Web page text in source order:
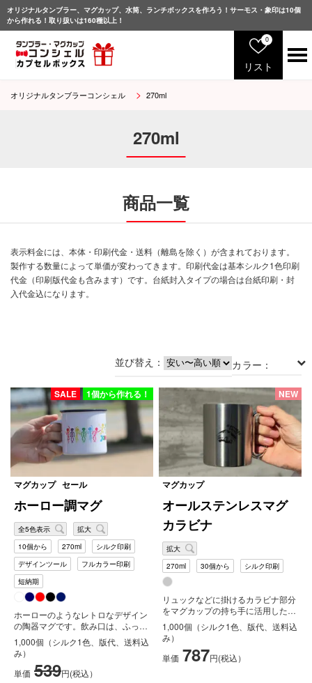
オリジナルタンブラー、マグカップ、水筒、ランチボックスを作ろう！サーモス・象印は10個
から作れる！取り扱いは160種以上！
リスト
0
サ
グ
ラ
ス
タ
ン
ブ
ラ
ー
ラ
ン
チ
ボ
ッ
ク
ス
他
セ
サ
ー
ビ
ス
オリジナルタンブラーコンシェル 270ml
270ml
商品一覧
表示料金には、本体・印刷代金・送料（離島を除く）が含まれております。
製作する数量によって単価が変わってきます。印刷代金は基本シルク1色印刷
代金（印刷版代金も含みます）です。台紙封入タイプの場合は台紙印刷・封
入代金込になります。
並び替え： カラー：
SALE 1個から作れる！
マグカップ セール
ホーロー調マグ
全5色表示
拡大
10個から
270ml
シルク印刷
デザインツール
フルカラー印刷
短納期
ホーローのようなレトロなデザイン
の陶器マグです。飲み口は、ふっく
らとラウンドし、カラーアクセント
が施...
1,000個（シルク1色、版代、送料込
み）
単価 539円(税込）
NEW
マグカップ
オールステンレスマグ
カラビナ
拡大
270ml
30個から シルク印刷
リュックなどに掛けるカラビナ部分
をマグカップの持ち手に活用した
270mlタイプのマグカップ。登山や
キ...
1,000個（シルク1色、版代、送料込
み）
単価 787円(税込）